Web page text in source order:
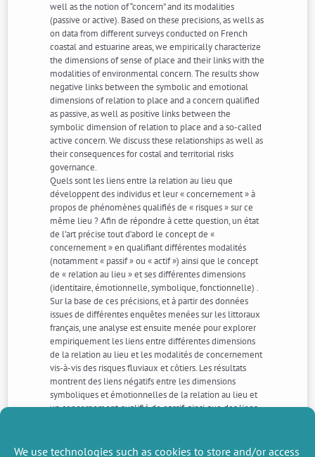
We use technologies such as cookies to store and/or access
well as the notion of “concern” and its modalities
(passive or active). Based on these precisions, as wells as
on data from different surveys conducted on French
coastal and estuarine areas, we empirically characterize
the dimensions of sense of place and their links with the
modalities of environmental concern. The results show
negative links between the symbolic and emotional
dimensions of relation to place and a concern qualified
as passive, as well as positive links between the
symbolic dimension of relation to place and a so-called
active concern. We discuss these relationships as well as
their consequences for costal and territorial risks
governance.
Quels sont les liens entre la relation au lieu que
développent des individus et leur « concernement » à
propos de phénomènes qualifiés de « risques » sur ce
même lieu ? Afin de répondre à cette question, un état
de l’art précise tout d’abord le concept de «
concernement » en qualifiant différentes modalités
(notamment « passif » ou « actif ») ainsi que le concept
de « relation au lieu » et ses différentes dimensions
(identitaire, émotionnelle, symbolique, fonctionnelle) .
Sur la base de ces précisions, et à partir des données
issues de différentes enquêtes menées sur les littoraux
français, une analyse est ensuite menée pour explorer
empiriquement les liens entre différentes dimensions
de la relation au lieu et les modalités de concernement
vis-à-vis des risques fluviaux et côtiers. Les résultats
montrent des liens négatifs entre les dimensions
symboliques et émotionnelles de la relation au lieu et
un concernement qualifié de passif, ainsi que des liens
discutées par rapport aux implications de ce type de